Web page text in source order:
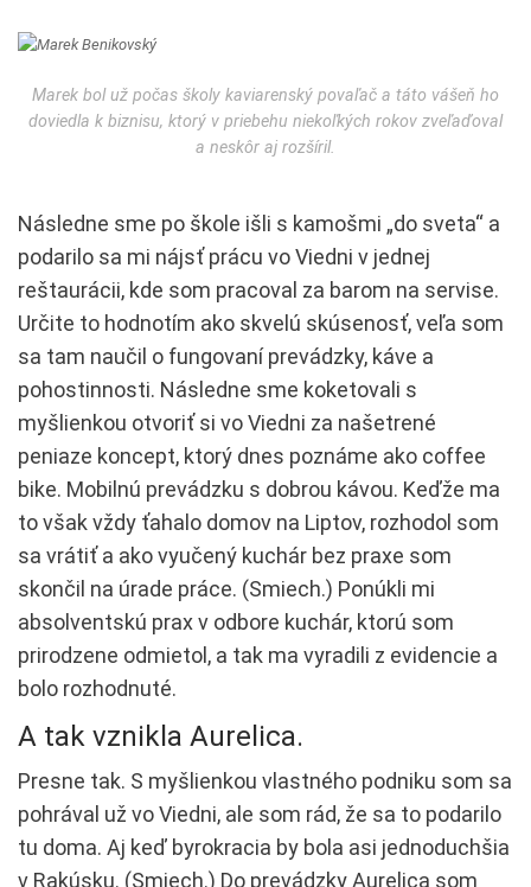
Marek bol už počas školy kaviarenský povaľač a táto vášeň ho
doviedla k biznisu, ktorý v priebehu niekoľkých rokov zveľaďoval
a neskôr aj rozšíril.
Následne sme po škole išli s kamošmi „do sveta“ a
podarilo sa mi nájsť prácu vo Viedni v jednej
reštaurácii, kde som pracoval za barom na servise.
Určite to hodnotím ako skvelú skúsenosť, veľa som
sa tam naučil o fungovaní prevádzky, káve a
pohostinnosti. Následne sme koketovali s
myšlienkou otvoriť si vo Viedni za našetrené
peniaze koncept, ktorý dnes poznáme ako coffee
bike. Mobilnú prevádzku s dobrou kávou. Keďže ma
to však vždy ťahalo domov na Liptov, rozhodol som
sa vrátiť a ako vyučený kuchár bez praxe som
skončil na úrade práce. (Smiech.) Ponúkli mi
absolventskú prax v odbore kuchár, ktorú som
prirodzene odmietol, a tak ma vyradili z evidencie a
bolo rozhodnuté.
A tak vznikla Aurelica.
Presne tak. S myšlienkou vlastného podniku som sa
pohrával už vo Viedni, ale som rád, že sa to podarilo
tu doma. Aj keď byrokracia by bola asi jednoduchšia
v Rakúsku. (Smiech.) Do prevádzky Aurelica som